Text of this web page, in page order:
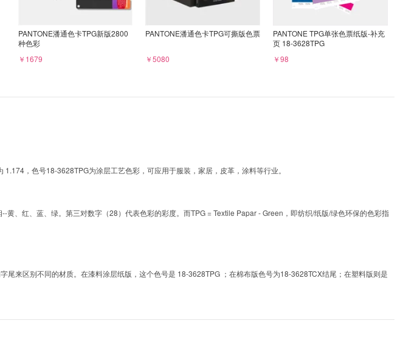
PANTONE潘通色卡TPG新版2800
种色彩
￥1679
PANTONE潘通色卡TPG可撕版色票
￥5080
PANTONE TPG单张色票纸版-补充
页 18-3628TPG
￥98
，色号18-3628TPG为涂层工艺色彩，可应用于服装，家居，皮革，涂料等行业。
、红、蓝、绿。第三对数字（28）代表色彩的彩度。而TPG = Textile Papar - Green，即纺织/纸版/绿色环保的色彩指
来区别不同的材质。在漆料涂层纸版，这个色号是 18-3628TPG ；在棉布版色号为18-3628TCX结尾；在塑料版则是